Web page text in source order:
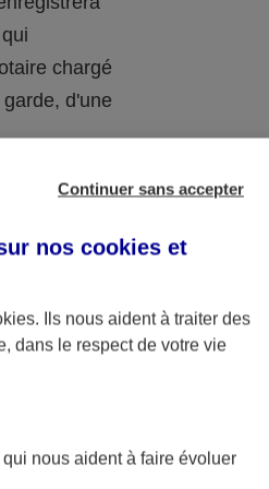
chargé
d'une
en fait la
et
testateur
Continuer sans accepter
nos cookies et
. Ils nous aident à traiter des
dans le respect de votre vie
nous aident à faire évoluer